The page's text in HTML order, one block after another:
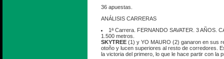
36 apuestas.
ANÁLISIS CARRERAS
1ª Carrera. FERNANDO SAVATER. 3 AÑOS.
1.500 metros.
SKYTREE (1) y YO MAURO (2) ganaron en sus
otoño y lucen superiores al resto de corredores.
la victoria del primero, lo que le hace partir con la